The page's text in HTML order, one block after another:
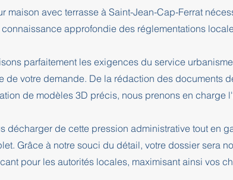
maison avec terrasse à Saint-Jean-Cap-Ferrat
connaissance approfondie des réglementations
parfaitement les exigences du service
votre demande. De la rédaction des documents
de modèles 3D précis, nous prenons en charge
décharger de cette pression administrative tout en
Grâce à notre souci du détail, votre dossier sera
pour les autorités locales, maximisant ainsi vos